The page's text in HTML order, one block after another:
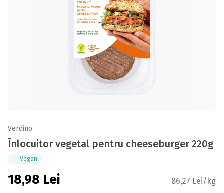
Verdino
Înlocuitor vegetal pentru cheeseburger 220g
Vegan
18,98 Lei 86,27 Lei/kg